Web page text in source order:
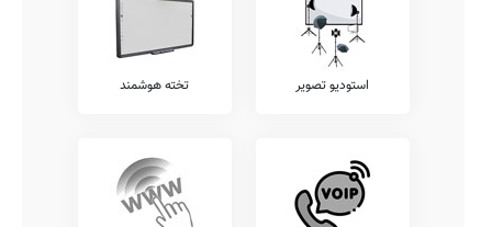
استودیو تصویر تخته هوشمند